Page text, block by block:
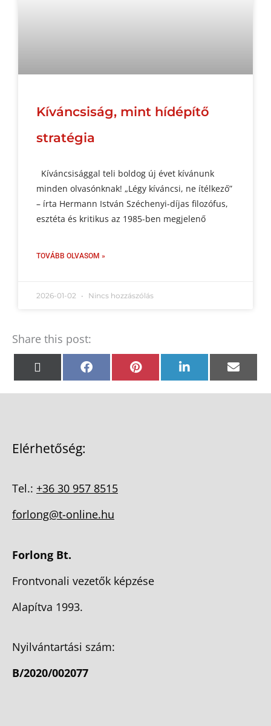
Kíváncsiság, mint hídépítő
stratégia
Kíváncsisággal teli boldog új évet kívánunk
minden olvasónknak! „Légy kíváncsi, ne ítélkező”
– írta Hermann István Széchenyi-díjas filozófus,
esztéta és kritikus az 1985-ben megjelenő
TOVÁBB OLVASOM »
2026-01-02 Nincs hozzászólás
Share this post:
on
(Twitter) on
Facebook
on
Pinterest
on
LinkedIn
on
Elérhetőség:
Tel.: +36 30 957 8515
forlong@t-online.hu
Forlong Bt.
Frontvonali vezetők képzése
Alapítva 1993.
Nyilvántartási szám:
B/2020/002077